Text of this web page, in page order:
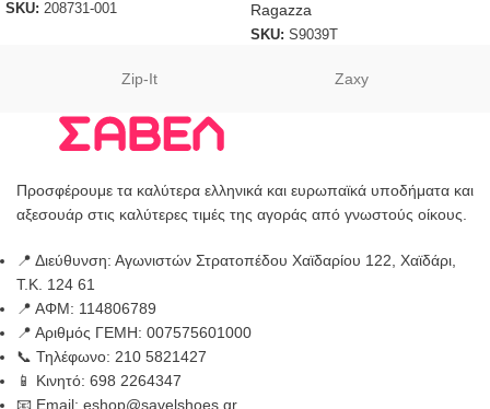
SKU: 208731-001 Ragazza
SKU: S9039T
Zip-It Zaxy
Προσφέρουμε τα καλύτερα ελληνικά και ευρωπαϊκά υποδήματα και
αξεσουάρ στις καλύτερες τιμές της αγοράς από γνωστούς οίκους.
📍 Διεύθυνση: Αγωνιστών Στρατοπέδου Χαϊδαρίου 122, Χαϊδάρι,
Τ.Κ. 124 61
📍 ΑΦΜ: 114806789
📍 Αριθμός ΓΕΜΗ: 007575601000
📞 Τηλέφωνο: 210 5821427
📱 Κινητό: 698 2264347
📧 Email: eshop@savelshoes.gr